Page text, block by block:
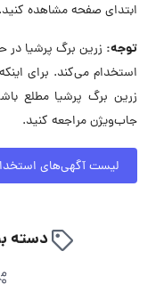
ابتدای صفحه مشاهده کنید.
توجه:
استخدام می‌کند. برای
زرین برگ پرشیا مطلع
جاب‌ویژن مراجعه کنید.
لیست آگهی‌های
دسته